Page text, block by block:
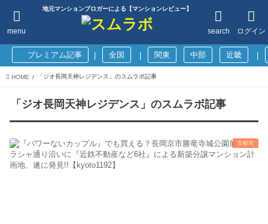
地元マンションブロガーによる【マンションレビュー】
ログイン
search
menu
プレミアム記事 全国 関東 中部 近畿
HOME 「ジオ長岡天神レジデンス」のスムラボ記事
「ジオ長岡天神レジデンス」のスムラボ記事
京都市